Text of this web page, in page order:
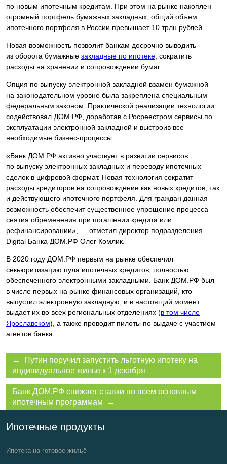
по новым ипотечным кредитам. При этом на рынке накоплен
огромный портфель бумажных закладных, общий объем
ипотечного портфеля в России превышает 10 трлн рублей.
Новая возможность позволит банкам досрочно выводить
из оборота бумажные закладные по ипотеке , сократить
расходы на хранении и сопровождении бумаг.
Опция по выпуску электронной закладной взамен бумажной
на законодательном уровне была закреплена специальным
федеральным законом. Практической реализации технологии
содействовал ДОМ.РФ, доработав с Росреестром сервисы по
эксплуатации электронной закладной и выстроив все
необходимые бизнес-процессы.
«Банк ДОМ.РФ активно участвует в развитии сервисов
по выпуску электронных закладных и переводу ипотечных
сделок в цифровой формат. Новая технология сократит
расходы кредиторов на сопровождение как новых кредитов, так
и действующего ипотечного портфеля. Для граждан данная
возможность обеспечит существенное упрощение процесса
снятия обременения при погашении кредита или
рефинансировании», — отметил директор подразделения
Digital Банка ДОМ.РФ Олег Комлик.
В 2020 году ДОМ.РФ первым на рынке обеспечил
секьюритизацию пула ипотечных кредитов, полностью
обеспеченного электронными закладными. Банк ДОМ.РФ был
в числе первых на рынке финансовых организаций, кто
выпустил электронную закладную, и в настоящий момент
выдает их во всех региональных отделениях (в том числе
Ярославском), а также проводит пилоты по выдаче с участием
агентов банка.
← Путин поручил запустить льготную ипотеку на
индивидуальное жилье к 1 декабря
Банк ДОМ.РФ снижает ставки по всем основным
ипотечным программам →
Ипотечные продукты
Ипотека на готовое жильё